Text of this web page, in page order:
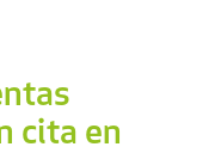
cita en